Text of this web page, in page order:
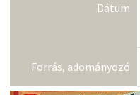
Dátum
Forrás, adományozó